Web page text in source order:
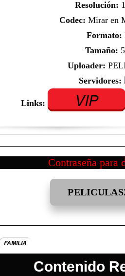
Resolución:
Codec: Mirar en
Formato:
Tamaño:
Uploader:
Servidores:
Links: VIP
Contraseña para
FAMILIA
Contenido